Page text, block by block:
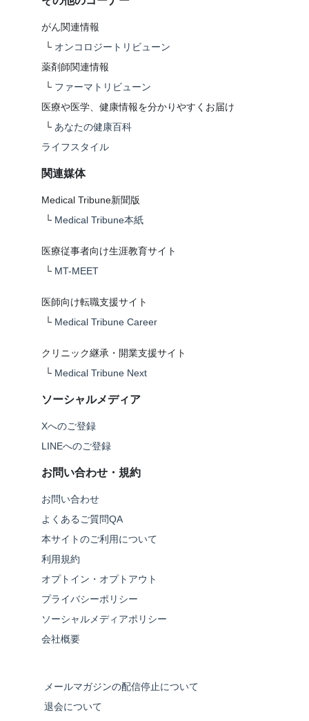
がん関連情報
└ オンコロジートリビューン
薬剤師関連情報
└ ファーマトリビューン
医療や医学、健康情報を分かりやすくお届け
└ あなたの健康百科
ライフスタイル
関連媒体
Medical Tribune新聞版
└ Medical Tribune本紙
医療従事者向け生涯教育サイト
└ MT-MEET
医師向け転職支援サイト
└ Medical Tribune Career
クリニック継承・開業支援サイト
└ Medical Tribune Next
ソーシャルメディア
Xへのご登録
LINEへのご登録
お問い合わせ・規約
お問い合わせ
よくあるご質問QA
本サイトのご利用について
利用規約
オプトイン・オプトアウト
プライバシーポリシー
ソーシャルメディアポリシー
会社概要
メールマガジンの配信停止について
退会について